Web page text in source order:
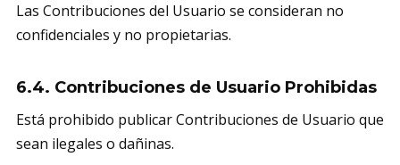
Las Contribuciones del Usuario se consideran no
confidenciales y no propietarias.
6.4. Contribuciones de Usuario Prohibidas
Está prohibido publicar Contribuciones de Usuario que
sean ilegales o dañinas.